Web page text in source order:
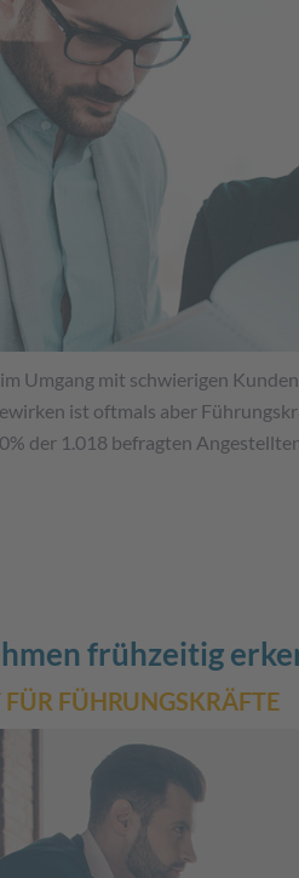
Umgang mit schwierigen
ist oftmals aber
der 1.018 befragten
frühzeitig
FÜHRUNGSKRÄFTE